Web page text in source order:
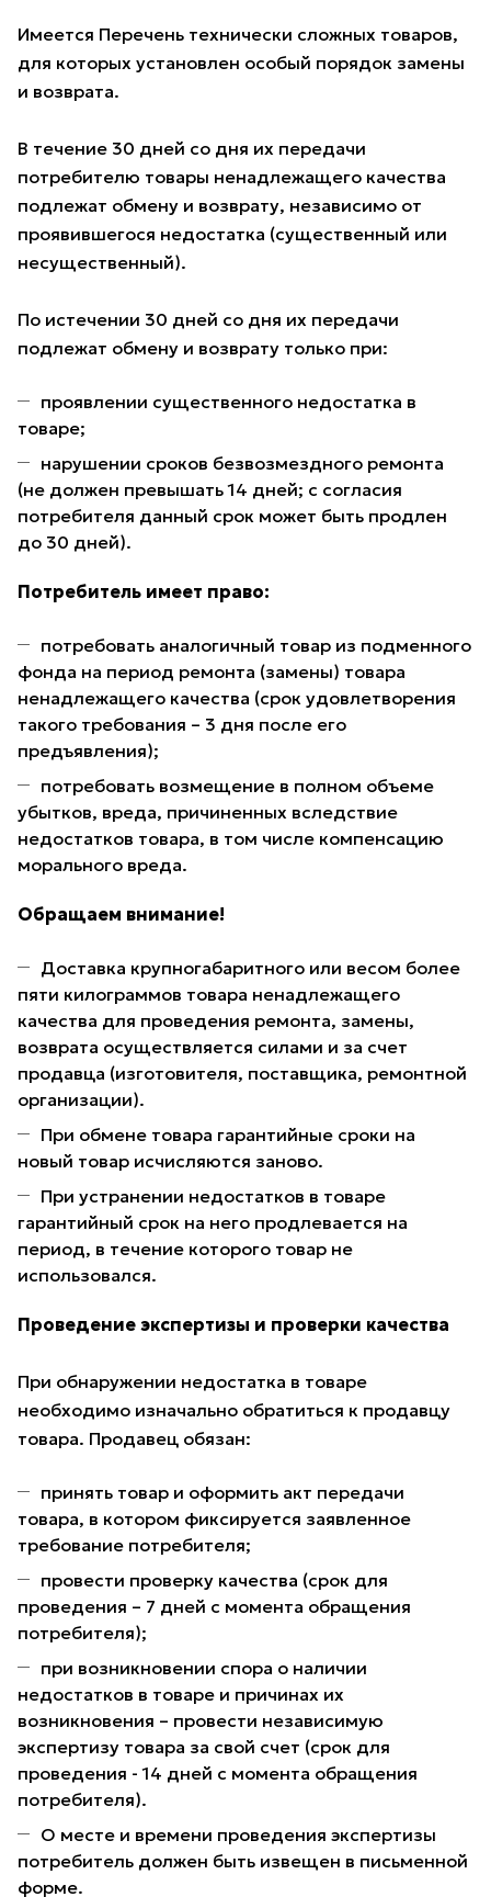
Имеется Перечень технически сложных товаров,
для которых установлен особый порядок замены
и возврата.
В течение 30 дней со дня их передачи
потребителю товары ненадлежащего качества
подлежат обмену и возврату, независимо от
проявившегося недостатка (существенный или
несущественный).
По истечении 30 дней со дня их передачи
подлежат обмену и возврату только при:
проявлении существенного недостатка в
товаре;
нарушении сроков безвозмездного ремонта
(не должен превышать 14 дней; с согласия
потребителя данный срок может быть продлен
до 30 дней).
Потребитель имеет право:
потребовать аналогичный товар из подменного
фонда на период ремонта (замены) товара
ненадлежащего качества (срок удовлетворения
такого требования – 3 дня после его
предъявления);
потребовать возмещение в полном объеме
убытков, вреда, причиненных вследствие
недостатков товара, в том числе компенсацию
морального вреда.
Обращаем внимание!
Доставка крупногабаритного или весом более
пяти килограммов товара ненадлежащего
качества для проведения ремонта, замены,
возврата осуществляется силами и за счет
продавца (изготовителя, поставщика, ремонтной
организации).
При обмене товара гарантийные сроки на
новый товар исчисляются заново.
При устранении недостатков в товаре
гарантийный срок на него продлевается на
период, в течение которого товар не
использовался.
Проведение экспертизы и проверки качества
При обнаружении недостатка в товаре
необходимо изначально обратиться к продавцу
товара. Продавец обязан:
принять товар и оформить акт передачи
товара, в котором фиксируется заявленное
требование потребителя;
провести проверку качества (срок для
проведения – 7 дней с момента обращения
потребителя);
при возникновении спора о наличии
недостатков в товаре и причинах их
возникновения – провести независимую
экспертизу товара за свой счет (срок для
проведения - 14 дней с момента обращения
потребителя).
О месте и времени проведения экспертизы
потребитель должен быть извещен в письменной
форме.